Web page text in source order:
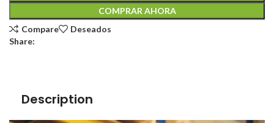
COMPRAR AHORA
Compare
Deseados
Share:
Description